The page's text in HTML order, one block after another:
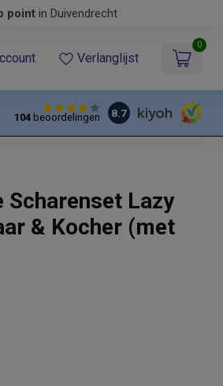
pointin Duivendrecht
Verlanglijst
0
104beoordelingen 8.7
Lazy
& Kocher (met